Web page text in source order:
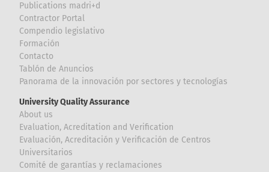
Publications madri+d
Contractor Portal
Compendio legislativo
Formación
Contacto
Tablón de Anuncios
Panorama de la innovación por sectores y tecnologías
University Quality Assurance
About us
Evaluation, Acreditation and Verification
Evaluación, Acreditación y Verificación de Centros
Universitarios
Comité de garantías y reclamaciones